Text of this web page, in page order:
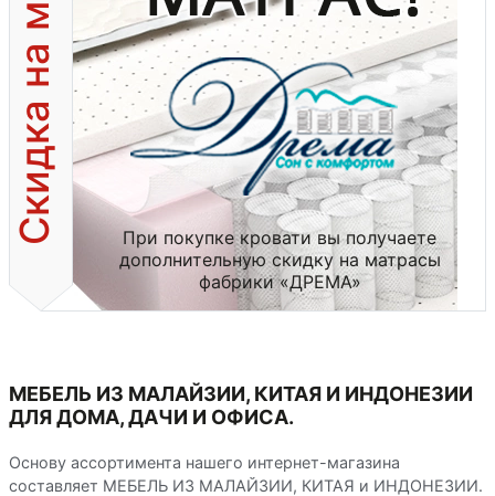
При покупке кровати вы получаете
дополнительную скидку на матрасы
фабрики «ДРЕМА»
МЕБЕЛЬ ИЗ МАЛАЙЗИИ, КИТАЯ И ИНДОНЕЗИИ
ДЛЯ ДОМА, ДАЧИ И ОФИСА.
Основу ассортимента нашего интернет-магазина
составляет МЕБЕЛЬ ИЗ МАЛАЙЗИИ, КИТАЯ и ИНДОНЕЗИИ.